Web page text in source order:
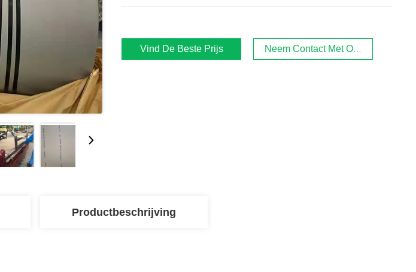
Vind De Beste Prijs Neem Contact Met Ons Op
Productbeschrijving